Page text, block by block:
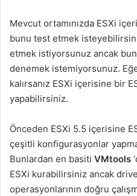
t
a
g
ö
n
m
e
Mevcut ortamınızda ESXi
bunu test etmek
etmek istiyorsunuz ancak
denemek istemiyorsunuz.
kalırsanız ESXi içerisine bir
yapabilirsiniz.
Önceden ESXi 5.5 içerisine
çeşitli konfigurasyonlar
Bunlardan en basiti VMtools
ESXi kurabilirsiniz ancak
operasyonlarının doğru